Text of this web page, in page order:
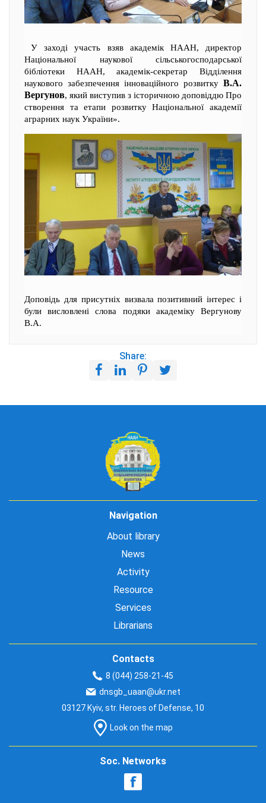
У заході участь взяв академік НААН, директор
Національної наукової сільськогосподарської
бібліотеки НААН, академік-секретар Відділення
наукового забезпечення інноваційного розвитку В.А.
Вергунов, який виступив з історичною доповіддю Про
створення та етапи розвитку Національної академії
аграрних наук України».
Доповідь для присутніх визвала позитивний інтерес і
були висловлені слова подяки академіку Вергунову
В.А.
Share:
Navigation
About library
News
Activity
Resource
Services
Librarians
Contacts
8 (044) 258-21-45
dnsgb_uaan@ukr.net
03127 Kyiv, str. Heroes of Defense, 10
Look on the map
Soc. Networks